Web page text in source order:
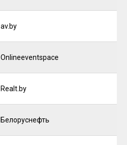
av.by
Onlineeventspace
Realt.by
Белоруснефть